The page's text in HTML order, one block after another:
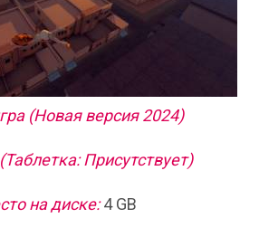
(Новая версия 2024)
Присутствует)
на диске:4 GB